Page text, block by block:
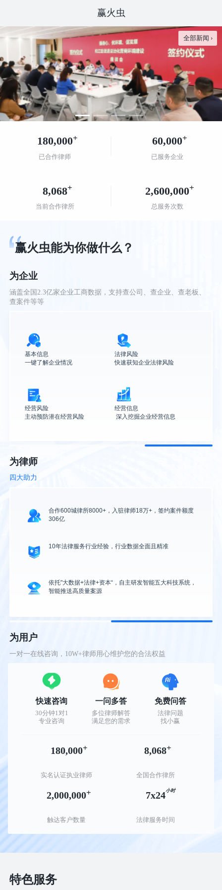
赢火虫
全部新闻 ›
180,000+
已合作律师
60,000+
已服务企业
8,068+
当前合作律所
2,600,000+
总服务次数
赢火虫能为你做什么？
为企业
涵盖全国2.3亿家企业工商数据，支持查公司、查企业、查老板、
查案件等等
基本信息
一键了解企业情况
法律风险
快速获知企业法律风险
经营风险
主动预防潜在经营风险
经营信息
深入挖掘企业经营信息
为律师
四大助力
合作600城律所8000+，入驻律师18万+，签约案件额度
306亿
10年法律服务行业经验，行业数据全面且精准
依托"大数据+法律+资本“，自主研发智能五大科技系统，
智能推送高质量案源
为用户
一对一在线咨询，10W+律师用心维护您的合法权益
快速咨询
30分钟1对1
专业咨询
一问多答
多位律师解答
满足您的需求
免费问答
法律问题
找小赢
180,000+
实名认证执业律师
8,068+
全国合作律所
2,000,000+
触达客户数量
7x24小时
法律服务时间
特色服务